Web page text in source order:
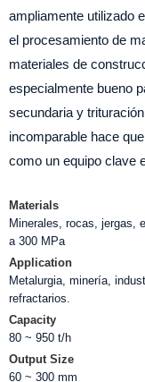
ampliamente utilizado
el procesamiento de
materiales de
especialmente bueno
secundaria y
incomparable hace
como un equipo clave
Materials
Minerales, rocas, jergas,
a 300 MPa
Application
Metalurgia, minería,
refractarios.
Capacity
80 ~ 950 t/h
Output Size
60 ~ 300 mm